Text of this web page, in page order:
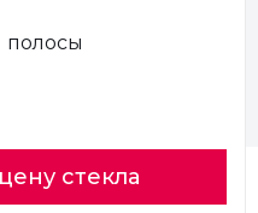
полосы
стекла